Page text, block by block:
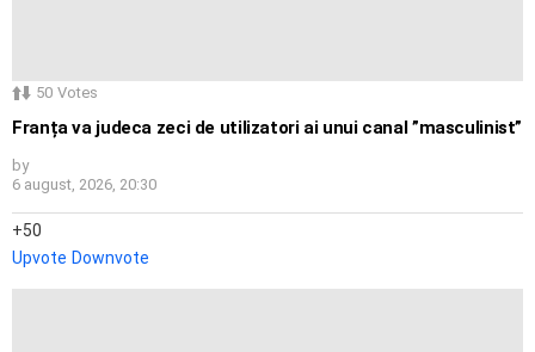
50 Votes
Franța va judeca zeci de utilizatori ai unui canal ”masculinist”
by
6 august, 2026, 20:30
50
Upvote Downvote